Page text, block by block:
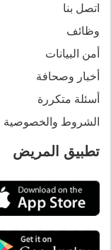
اتصل بنا
وظائف
أمن البيانات
أخبار وصحافة
أسئلة متكررة
الشروط والخصوصية
تطبيق المريض